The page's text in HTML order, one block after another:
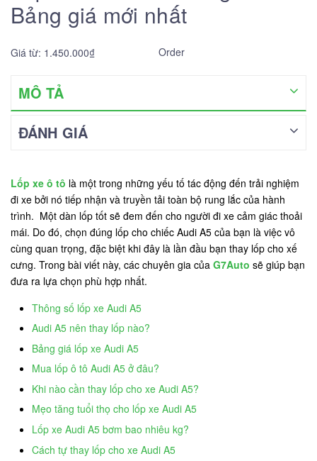
Bảng giá mới nhất
Giá từ: 1.450.000₫ Order
MÔ TẢ
ĐÁNH GIÁ
Lốp xe ô tô là một trong những yếu tố tác động đến trải nghiệm
đi xe bởi nó tiếp nhận và truyền tải toàn bộ rung lắc của hành
trình. Một dàn lốp tốt sẽ đem đến cho người đi xe cảm giác thoải
mái. Do đó, chọn đúng lốp cho chiếc Audi A5 của bạn là việc vô
cùng quan trọng, đặc biệt khi đây là lần đầu bạn thay lốp cho xế
cưng. Trong bài viết này, các chuyên gia của G7Auto sẽ giúp bạn
đưa ra lựa chọn phù hợp nhất.
Thông số lốp xe Audi A5
Audi A5 nên thay lốp nào?
Bảng giá lốp xe Audi A5
Mua lốp ô tô Audi A5 ở đâu?
Khi nào cần thay lốp cho xe Audi A5?
Mẹo tăng tuổi thọ cho lốp xe Audi A5
Lốp xe Audi A5 bơm bao nhiêu kg?
Cách tự thay lốp cho xe Audi A5